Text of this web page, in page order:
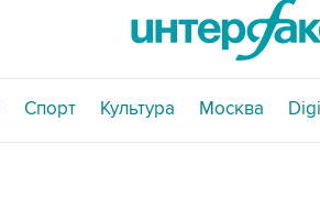
Спорт Культура Москва